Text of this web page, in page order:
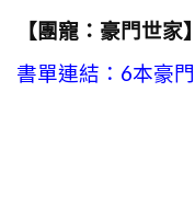
【團寵：豪門世家】
書單連結：6本豪